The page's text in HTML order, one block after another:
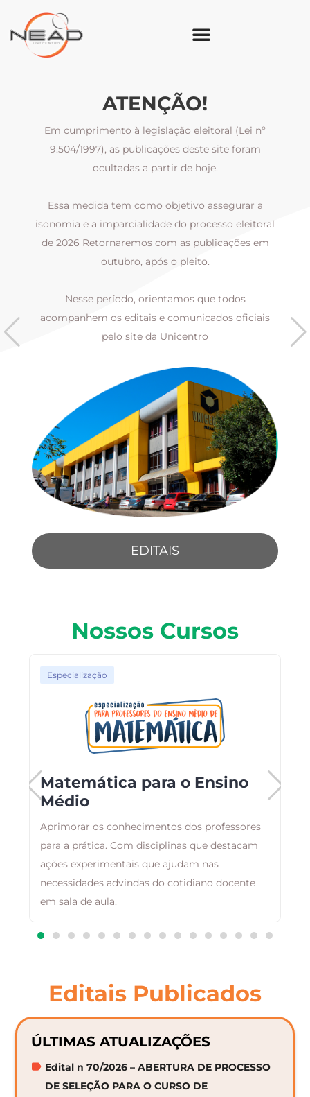
ATENÇÃO!
Em cumprimento à legislação eleitoral (Lei nº
9.504/1997), as publicações deste site foram
ocultadas a partir de hoje.
Essa medida tem como objetivo assegurar a
isonomia e a imparcialidade do processo eleitoral
de 2026 Retornaremos com as publicações em
outubro, após o pleito.
Nesse período, orientamos que todos
acompanhem os editais e comunicados oficiais
pelo site da Unicentro
EDITAIS
Nossos Cursos
Especialização
Matemática para o Ensino
Médio
Aprimorar os conhecimentos dos professores
para a prática. Com disciplinas que destacam
ações experimentais que ajudam nas
necessidades advindas do cotidiano docente
em sala de aula.
Editais Publicados
ÚLTIMAS ATUALIZAÇÕES
Edital n 70/2026 – ABERTURA DE PROCESSO
DE SELEÇÃO PARA O CURSO DE